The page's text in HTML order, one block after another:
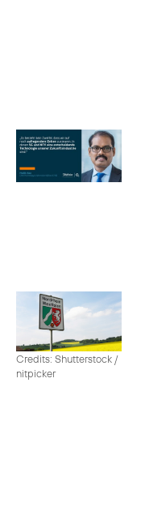
Credits: Shutterstock /
nitpicker